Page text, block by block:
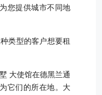
您提供城市不同地
类型的客户想要租
大使馆在德黑兰通
它们的所在地。大